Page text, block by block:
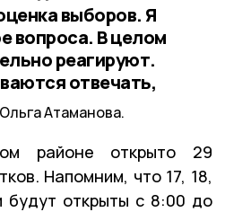
выборов. Я
вопроса. В целом
реагируют.
отвечать,
Атаманова.
районе открыто 29
Напомним, что 17, 18,
будут открыты с 8:00 до